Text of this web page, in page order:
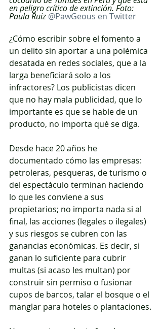
en peligro crítico de extinción. Foto:
Paula Ruiz @PawGeous en Twitter
¿Cómo escribir sobre el fomento a
un delito sin aportar a una polémica
desatada en redes sociales, que a la
larga beneficiará solo a los
infractores? Los publicistas dicen
que no hay mala publicidad, que lo
importante es que se hable de un
producto, no importa qué se diga.
Desde hace 20 años he
documentado cómo las empresas:
petroleras, pesqueras, de turismo o
del espectáculo terminan haciendo
lo que les conviene a sus
propietarios; no importa nada si al
final, las acciones (legales o ilegales)
y sus riesgos se cubren con las
ganancias económicas. Es decir, si
ganan lo suficiente para cubrir
multas (si acaso les multan) por
construir sin permiso o fusionar
cupos de barcos, talar el bosque o el
manglar para hoteles o plantaciones.